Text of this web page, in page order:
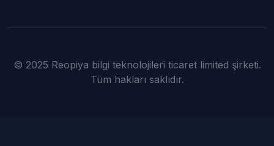
© 2025 Reopiya bilgi teknolojileri ticaret limited şirketi.
Tüm hakları saklıdır.